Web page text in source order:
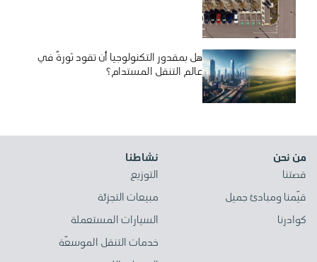
هل بمقدور التكنولوجيا أن تقود ثورةً في
عالم التنقل المستدام؟
من نحن
قصتنا
قيّمنا ومبادئ جميل
كوادرنا
نشاطنا
التوزيع
مبيعات التجزئة
السيارات المستعملة
خدمات التنقل الموسعّة